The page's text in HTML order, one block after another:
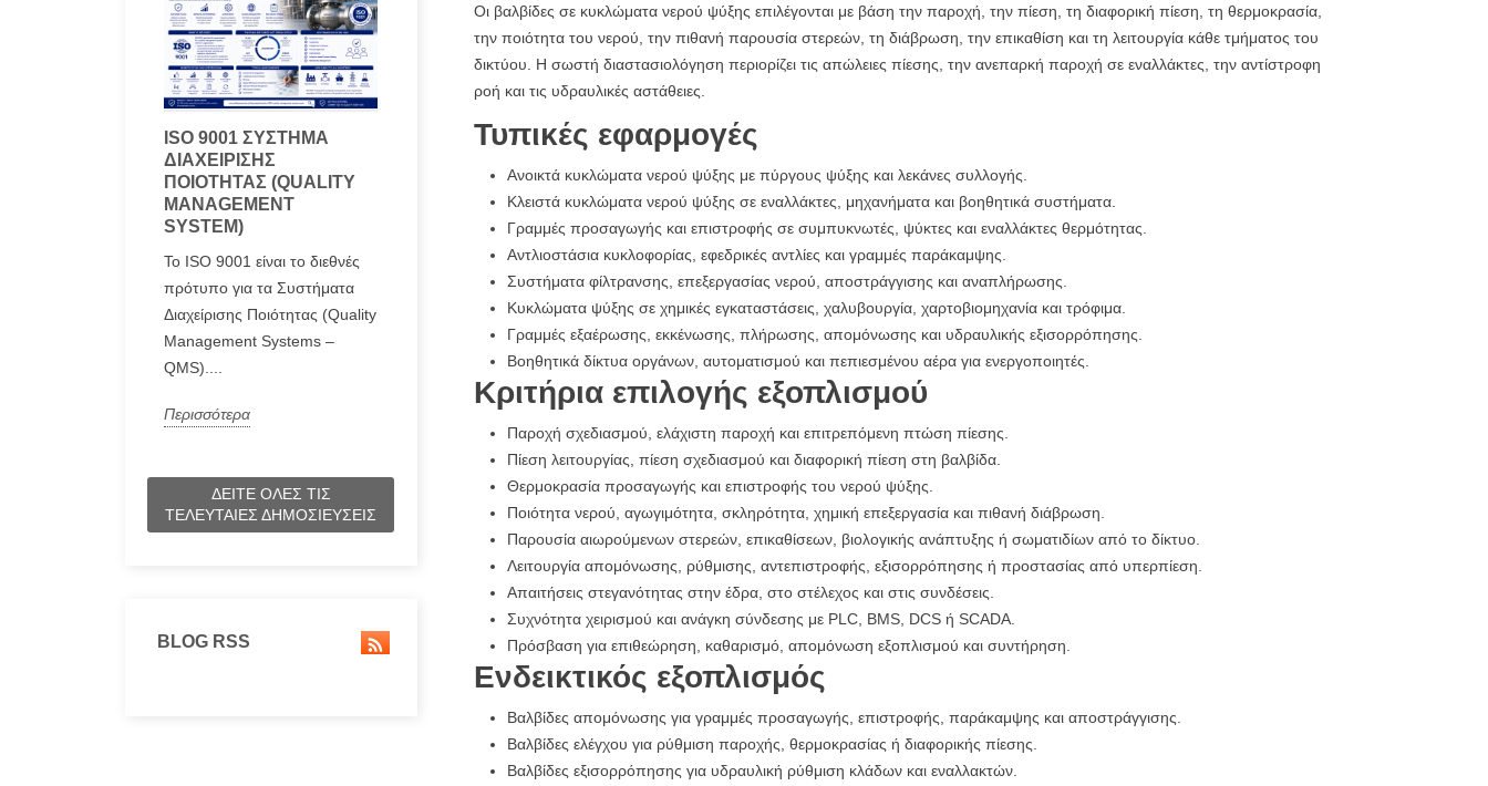
ISO 9001 ΣΎΣΤΗΜΑ
ΔΙΑΧΕΊΡΙΣΗΣ
ΠΟΙΌΤΗΤΑΣ (QUALITY
MANAGEMENT
SYSTEM)
Το ISO 9001 είναι το διεθνές
πρότυπο για τα Συστήματα
Διαχείρισης Ποιότητας (Quality
Management Systems –
QMS)....
Περισσότερα
ΔΕΊΤΕ ΌΛΕΣ ΤΙΣ
ΤΕΛΕΥΤΑΊΕΣ ΔΗΜΟΣΙΕΎΣΕΙΣ
BLOG RSS
Οι βαλβίδες σε κυκλώματα νερού ψύξης επιλέγονται με βάση την παροχή, την πίεση, τη διαφορική πίεση, τη θερμοκρασία,
την ποιότητα του νερού, την πιθανή παρουσία στερεών, τη διάβρωση, την επικαθίση και τη λειτουργία κάθε τμήματος του
δικτύου. Η σωστή διαστασιολόγηση περιορίζει τις απώλειες πίεσης, την ανεπαρκή παροχή σε εναλλάκτες, την αντίστροφη
ροή και τις υδραυλικές αστάθειες.
Τυπικές εφαρμογές
Ανοικτά κυκλώματα νερού ψύξης με πύργους ψύξης και λεκάνες συλλογής.
Κλειστά κυκλώματα νερού ψύξης σε εναλλάκτες, μηχανήματα και βοηθητικά συστήματα.
Γραμμές προσαγωγής και επιστροφής σε συμπυκνωτές, ψύκτες και εναλλάκτες θερμότητας.
Αντλιοστάσια κυκλοφορίας, εφεδρικές αντλίες και γραμμές παράκαμψης.
Συστήματα φίλτρανσης, επεξεργασίας νερού, αποστράγγισης και αναπλήρωσης.
Κυκλώματα ψύξης σε χημικές εγκαταστάσεις, χαλυβουργία, χαρτοβιομηχανία και τρόφιμα.
Γραμμές εξαέρωσης, εκκένωσης, πλήρωσης, απομόνωσης και υδραυλικής εξισορρόπησης.
Βοηθητικά δίκτυα οργάνων, αυτοματισμού και πεπιεσμένου αέρα για ενεργοποιητές.
Κριτήρια επιλογής εξοπλισμού
Παροχή σχεδιασμού, ελάχιστη παροχή και επιτρεπόμενη πτώση πίεσης.
Πίεση λειτουργίας, πίεση σχεδιασμού και διαφορική πίεση στη βαλβίδα.
Θερμοκρασία προσαγωγής και επιστροφής του νερού ψύξης.
Ποιότητα νερού, αγωγιμότητα, σκληρότητα, χημική επεξεργασία και πιθανή διάβρωση.
Παρουσία αιωρούμενων στερεών, επικαθίσεων, βιολογικής ανάπτυξης ή σωματιδίων από το δίκτυο.
Λειτουργία απομόνωσης, ρύθμισης, αντεπιστροφής, εξισορρόπησης ή προστασίας από υπερπίεση.
Απαιτήσεις στεγανότητας στην έδρα, στο στέλεχος και στις συνδέσεις.
Συχνότητα χειρισμού και ανάγκη σύνδεσης με PLC, BMS, DCS ή SCADA.
Πρόσβαση για επιθεώρηση, καθαρισμό, απομόνωση εξοπλισμού και συντήρηση.
Ενδεικτικός εξοπλισμός
Βαλβίδες απομόνωσης για γραμμές προσαγωγής, επιστροφής, παράκαμψης και αποστράγγισης.
Βαλβίδες ελέγχου για ρύθμιση παροχής, θερμοκρασίας ή διαφορικής πίεσης.
Βαλβίδες εξισορρόπησης για υδραυλική ρύθμιση κλάδων και εναλλακτών.